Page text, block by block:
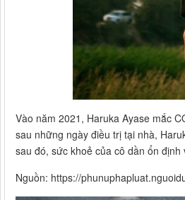
Vào năm 2021, Haruka Ayase mắc
sau những ngày điều trị tại nhà,
sau đó, sức khoẻ của cô dần ổn
Nguồn: https://